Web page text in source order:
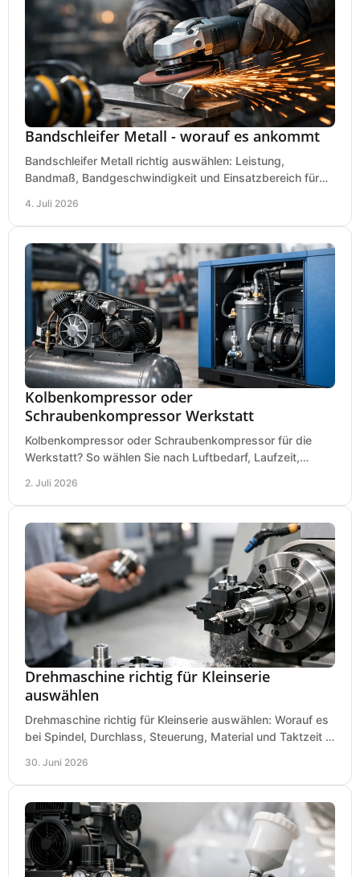
Bandschleifer Metall - worauf es ankommt
Bandschleifer Metall richtig auswählen: Leistung,
Bandmaß, Bandgeschwindigkeit und Einsatzbereich für
4. Juli 2026
Kolbenkompressor oder
Schraubenkompressor Werkstatt
Kolbenkompressor oder Schraubenkompressor für die
Werkstatt? So wählen Sie nach Luftbedarf, Laufzeit,
2. Juli 2026
Drehmaschine richtig für Kleinserie
auswählen
Drehmaschine richtig für Kleinserie auswählen: Worauf es
bei Spindel, Durchlass, Steuerung, Material und Taktzeit in
30. Juni 2026